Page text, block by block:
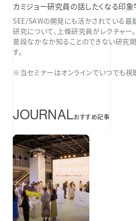
カミジョー研究員の話したくなる印
SEE/SAWの開発にも活かされている最
研究について、上條研究員がレクチャー。
普段なかなか知ることのできない研究
す。
※当セミナーはオンラインでいつでも視
JOURNALおすすめ記事